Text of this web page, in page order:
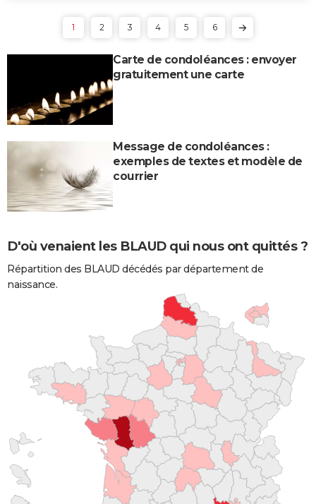
1 2 3 4 5 6
Carte de condoléances : envoyer
gratuitement une carte
Message de condoléances :
exemples de textes et modèle de
courrier
D'où venaient les BLAUD qui nous ont quittés ?
Répartition des BLAUD décédés par département de
naissance.